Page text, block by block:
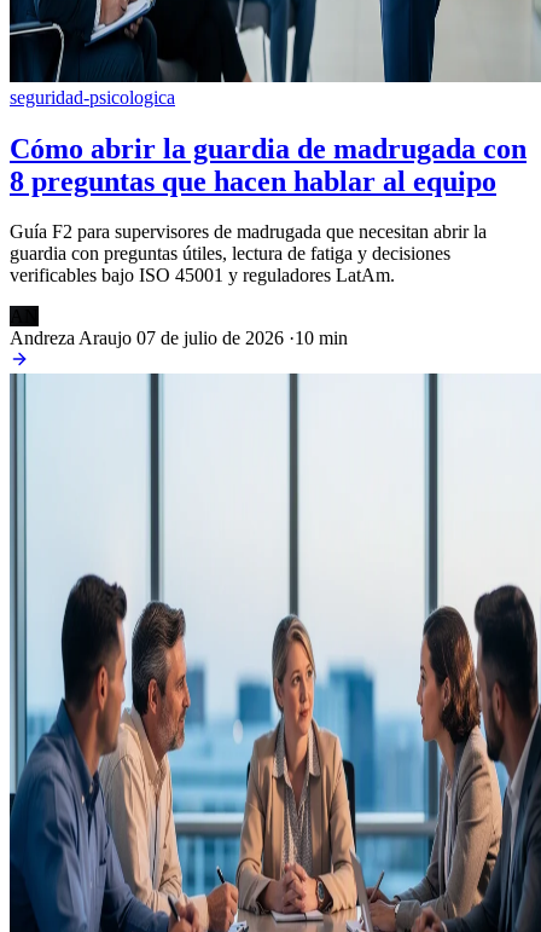
seguridad-psicologica
Cómo abrir la guardia de madrugada con
8 preguntas que hacen hablar al equipo
Guía F2 para supervisores de madrugada que necesitan abrir la
guardia con preguntas útiles, lectura de fatiga y decisiones
verificables bajo ISO 45001 y reguladores LatAm.
Andreza Araujo 07 de julio de 2026 ·10 min